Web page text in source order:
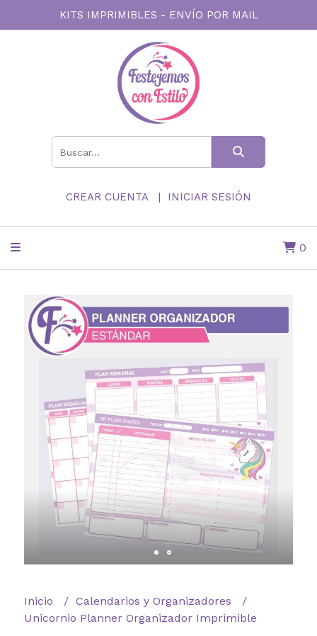
KITS IMPRIMIBLES - ENVÍO POR MAIL
CREAR CUENTA INICIAR SESIÓN
0
Inicio
Calendarios y Organizadores
Unicornio Planner Organizador Imprimible